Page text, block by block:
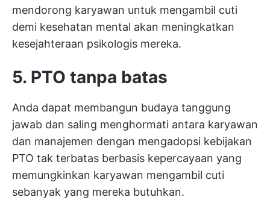
mendorong karyawan untuk mengambil cuti
demi kesehatan mental akan meningkatkan
kesejahteraan psikologis mereka.
5. PTO tanpa batas
Anda dapat membangun budaya tanggung
jawab dan saling menghormati antara karyawan
dan manajemen dengan mengadopsi kebijakan
PTO tak terbatas berbasis kepercayaan yang
memungkinkan karyawan mengambil cuti
sebanyak yang mereka butuhkan.